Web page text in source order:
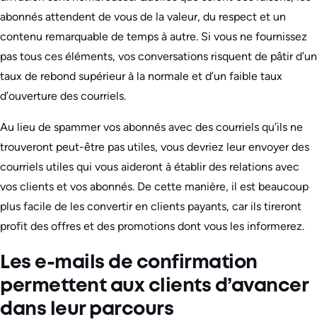
abonnés attendent de vous de la valeur, du respect et un
contenu remarquable de temps à autre. Si vous ne fournissez
pas tous ces éléments, vos conversations risquent de pâtir d’un
taux de rebond supérieur à la normale et d’un faible taux
d’ouverture des courriels.
Au lieu de spammer vos abonnés avec des courriels qu’ils ne
trouveront peut-être pas utiles, vous devriez leur envoyer des
courriels utiles qui vous aideront à établir des relations avec
vos clients et vos abonnés. De cette manière, il est beaucoup
plus facile de les convertir en clients payants, car ils tireront
profit des offres et des promotions dont vous les informerez.
Les e-mails de confirmation
permettent aux clients d’avancer
dans leur parcours